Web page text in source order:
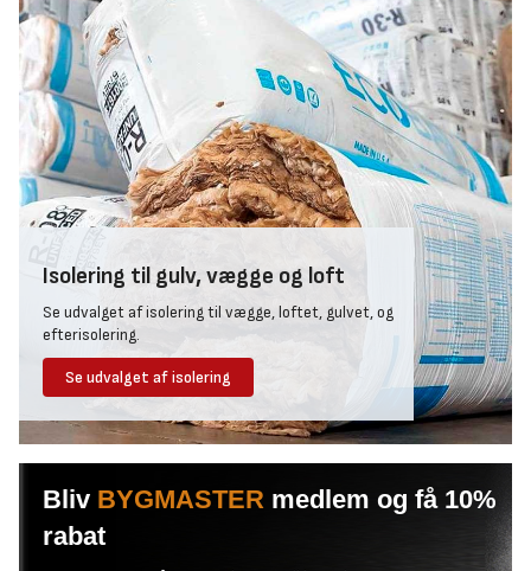
Isolering til gulv, vægge og loft
Se udvalget af isolering til vægge, loftet, gulvet, og
efterisolering.
Se udvalget af isolering
Bliv BYGMASTER medlem og få 10%
rabat